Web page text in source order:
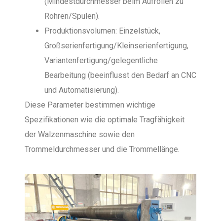
Rohren/Spulen).
Produktionsvolumen: Einzelstück,
Großserienfertigung/Kleinserienfertigung,
Variantenfertigung/gelegentliche
Bearbeitung (beeinflusst den Bedarf an CNC
und Automatisierung).
Diese Parameter bestimmen wichtige
Spezifikationen wie die optimale Tragfähigkeit
der Walzenmaschine sowie den
Trommeldurchmesser und die Trommellänge.